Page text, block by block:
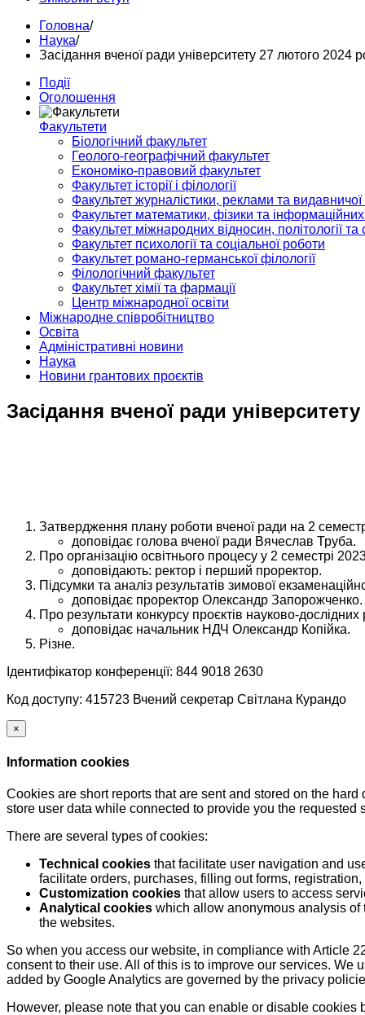
Головна/
Наука/
Засідання вченої ради університету 27 лютого 2024
Події
Оголошення
Факультети
Біологічний факультет
Геолого-географічний факультет
Економіко-правовий факультет
Факультет історії і філології
Факультет журналістики, реклами та
Факультет математики, фізики та інформаційних
Факультет міжнародних відносин, політології та
Факультет психології та соціальної роботи
Факультет романо-германської філології
Філологічний факультет
Факультет хімії та фармації
Центр міжнародної освіти
Міжнародне співробітництво
Освіта
Адміністративні новини
Наука
Новини грантових проєктів
Засідання вченої ради
Затвердження плану роботи вченої ради на 2
доповідає голова вченої ради Вячеслав Труба.
Про організацію освітнього процесу у 2 семестрі
доповідають: ректор і перший проректор.
Підсумки та аналіз результатів зимової
доповідає проректор Олександр Запорожченко.
Про результати конкурсу проєктів науково-
доповідає начальник НДЧ Олександр Копійка.
Різне.
Ідентифікатор конференції: 844 9018 2630
Код доступу: 415723 Вчений секретар Світлана Курандо
×
Information cookies
Cookies are short reports that are sent and stored on the
store user data while connected to provide you the
There are several types of cookies:
Technical cookies that facilitate user navigation and
facilitate orders, purchases, filling out forms,
Customization cookies that allow users to access
Analytical cookies which allow anonymous analysis
the websites.
So when you access our website, in compliance with Article
consent to their use. All of this is to improve our services.
added by Google Analytics are governed by the privacy
However, please note that you can enable or disable cookies